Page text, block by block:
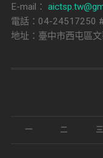
E-mail：
電話：04-24517250
地址：臺中市西屯區
一 二 三